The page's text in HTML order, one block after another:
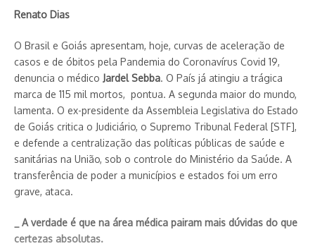
Renato Dias
O Brasil e Goiás apresentam, hoje, curvas de aceleração de
casos e de óbitos pela Pandemia do Coronavírus Covid 19,
denuncia o médico Jardel Sebba. O País já atingiu a trágica
marca de 115 mil mortos, pontua. A segunda maior do mundo,
lamenta. O ex-presidente da Assembleia Legislativa do Estado
de Goiás critica o Judiciário, o Supremo Tribunal Federal [STF],
e defende a centralização das políticas públicas de saúde e
sanitárias na União, sob o controle do Ministério da Saúde. A
transferência de poder a municípios e estados foi um erro
grave, ataca.
_ A verdade é que na área médica pairam mais dúvidas do que
certezas absolutas.